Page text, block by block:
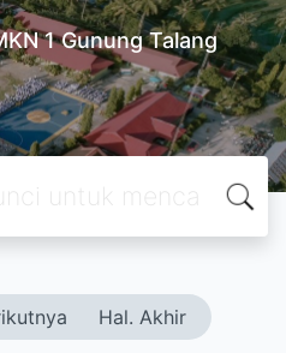
1 Gunung Talang
Hal. Akhir